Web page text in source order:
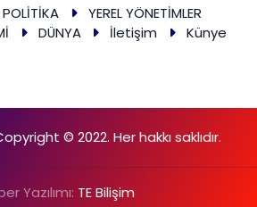
POLİTİKA
YEREL YÖNETİMLER
DÜNYA İletişim
Künye
© 2022. Her hakkı saklıdır.
Yazılımı: TE Bilişim